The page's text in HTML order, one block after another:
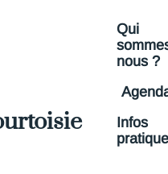
Qui
nous ?
Infos